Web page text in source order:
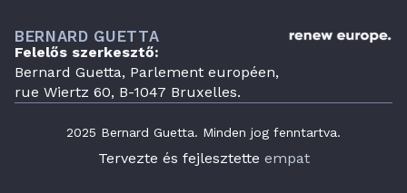
BERNARD GUETTA
Felelős szerkesztő:
Bernard Guetta, Parlement européen,
rue Wiertz 60, B-1047 Bruxelles.
2025 Bernard Guetta. Minden jog fenntartva.
Tervezte és fejlesztette empat